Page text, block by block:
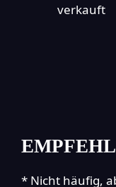
verkauft
* Nicht häufig,